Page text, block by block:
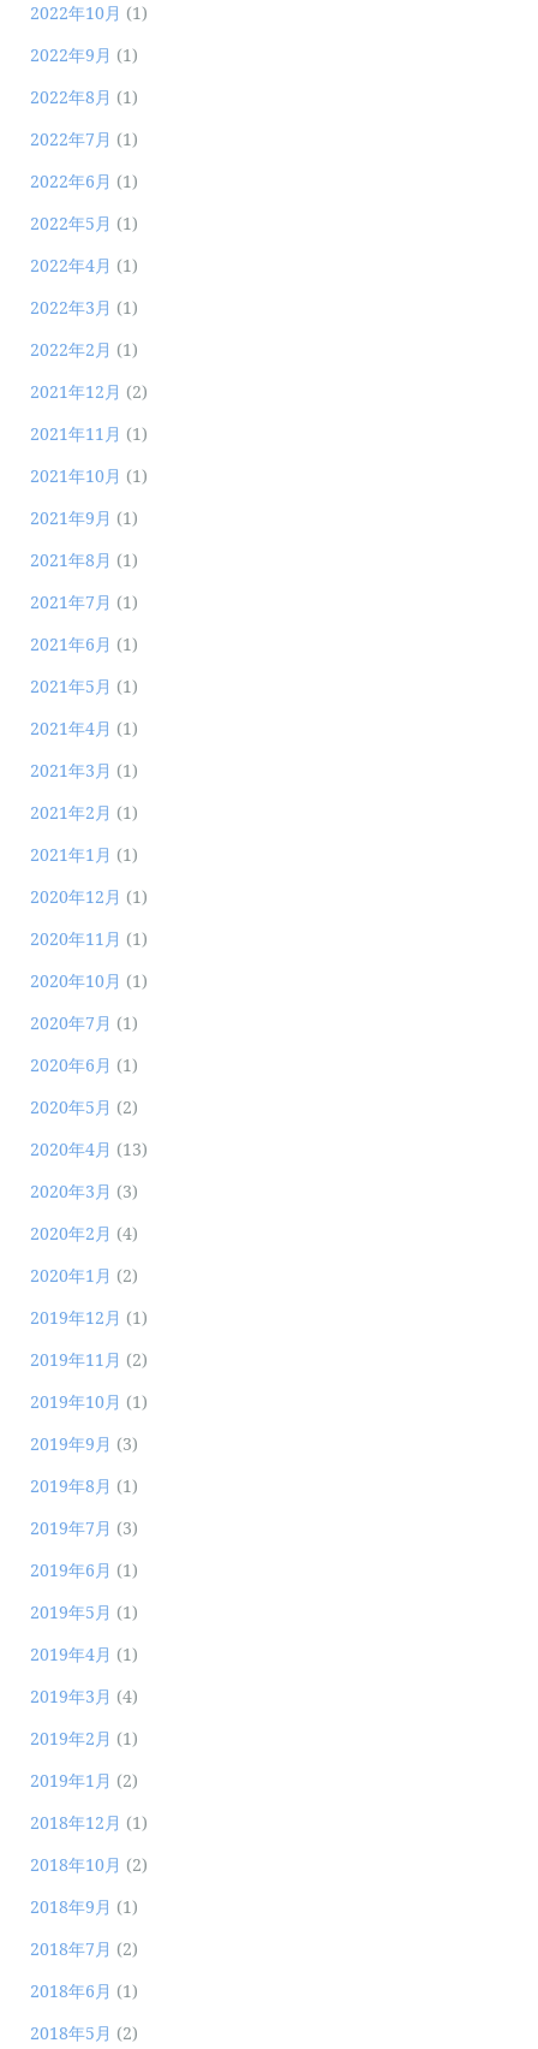
2022年10月 (1)
2022年9月 (1)
2022年8月 (1)
2022年7月 (1)
2022年6月 (1)
2022年5月 (1)
2022年4月 (1)
2022年3月 (1)
2022年2月 (1)
2021年12月 (2)
2021年11月 (1)
2021年10月 (1)
2021年9月 (1)
2021年8月 (1)
2021年7月 (1)
2021年6月 (1)
2021年5月 (1)
2021年4月 (1)
2021年3月 (1)
2021年2月 (1)
2021年1月 (1)
2020年12月 (1)
2020年11月 (1)
2020年10月 (1)
2020年7月 (1)
2020年6月 (1)
2020年5月 (2)
2020年4月 (13)
2020年3月 (3)
2020年2月 (4)
2020年1月 (2)
2019年12月 (1)
2019年11月 (2)
2019年10月 (1)
2019年9月 (3)
2019年8月 (1)
2019年7月 (3)
2019年6月 (1)
2019年5月 (1)
2019年4月 (1)
2019年3月 (4)
2019年2月 (1)
2019年1月 (2)
2018年12月 (1)
2018年10月 (2)
2018年9月 (1)
2018年7月 (2)
2018年6月 (1)
2018年5月 (2)